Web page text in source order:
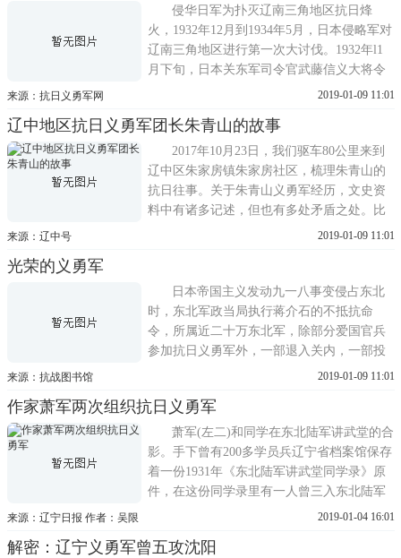
师东进纵队独立大队，马玉堂任司令员。抗
日游击队 该支队伍
侵华日军为扑灭辽南三角地区抗日烽
火，1932年12月到1934年5月，日本侵略军对
辽南三角地区进行第一次大讨伐。1932年l1
月下旬，日本关东军司令官武藤信义大将令
其第2师团和独立守备队作好向三角地区进攻
宪兵协同作战。参加这次讨伐的除日本陆、
海、空三军10000余人外，还有伪军李寿山、
王殿忠、赫慕侠等3个支
来源：抗日义勇军网 2019-01-09 11:01
辽中地区抗日义勇军团长朱青山的故事
2017年10月23日，我们驱车80公里来到
辽中区朱家房镇朱家房社区，梳理朱青山的
抗日往事。关于朱青山义勇军经历，文史资
料中有诸多记述，但也有多处矛盾之处。比
如阜新市委党史研究室刘兴士整理的《58路
为吴宝丰(三胜);辽中县政协编撰的《辽中地
区抗日义勇军团长——朱青
来源：辽中号 2019-01-09 11:01
光荣的义勇军
日本帝国主义发动九一八事变侵占东北
时，东北军政当局执行蒋介石的不抵抗命
令，所属近二十万东北军，除部分爱国官兵
参加抗日义勇军外，一部退入关内，一部投
敌，致使日军仅用不足半年时间，迅速占领
介石一贯的不抵抗政策所致。近年的研究表
明，不抵抗政策?实际上是张学良和蒋介石在
面对日本威胁问题上所形
来源：抗战图书馆 2019-01-09 11:01
作家萧军两次组织抗日义勇军
萧军(左二)和同学在东北陆军讲武堂的合
影。手下曾有200多学员兵辽宁省档案馆保存
着一份1931年《东北陆军讲武堂同学录》原
件，在这份同学录里有一人曾三入东北陆军
讲武堂，他就是萧军。鲜为人知的是，在九
织义勇军抗击日寇。记者查阅资料得知，
来源：辽宁日报 作者：吴限 2019-01-04 16:01
解密：辽宁义勇军曾五攻沈阳